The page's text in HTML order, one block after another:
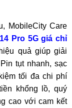
MobileCity Care
Pro 5G giá chỉ
quả giúp giải
tụt nhanh, sạc
tối đa chi phí
khổng lồ, quý
cao với cam kết